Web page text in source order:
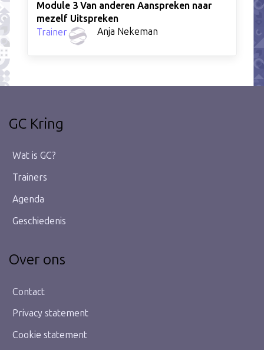
Module 3 Van anderen Aanspreken naar
mezelf Uitspreken
Trainer
Anja Nekeman
GC Kring
Wat is GC?
Trainers
Agenda
Geschiedenis
Over ons
Contact
Privacy statement
Cookie statement